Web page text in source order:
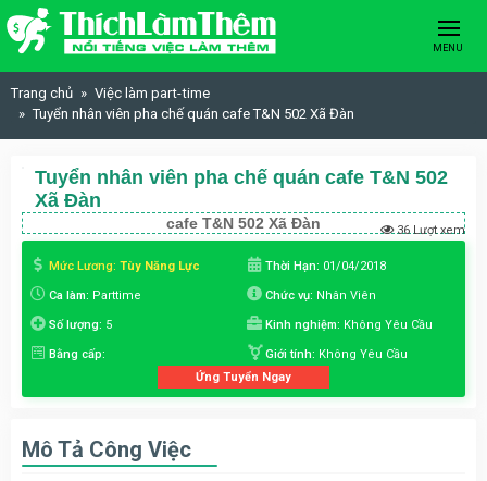
Skip to content
MENU
Trang chủ
Việc làm part-time
Tuyển nhân viên pha chế quán cafe T&N 502 Xã Đàn
Tuyển nhân viên pha chế quán cafe T&N 502
Xã Đàn
cafe T&N 502 Xã Đàn 36 Lượt xem
Mức Lương: Tùy Năng Lực Thời Hạn: 01/04/2018
Ca làm: Parttime Chức vụ: Nhân Viên
Số lượng: 5 Kinh nghiệm: Không Yêu Cầu
Bằng cấp: Giới tính: Không Yêu Cầu
Ứng Tuyển Ngay
Mô Tả Công Việc